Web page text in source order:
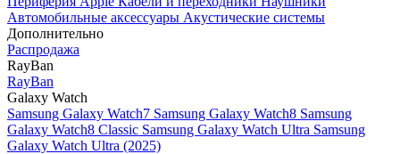
Автомобильные аксессуары Акустические системы
Дополнительно
Распродажа
RayBan
RayBan
Galaxy Watch
Samsung Galaxy Watch7 Samsung Galaxy Watch8 Samsung
Galaxy Watch8 Classic Samsung Galaxy Watch Ultra Samsung
Galaxy Watch Ultra (2025)